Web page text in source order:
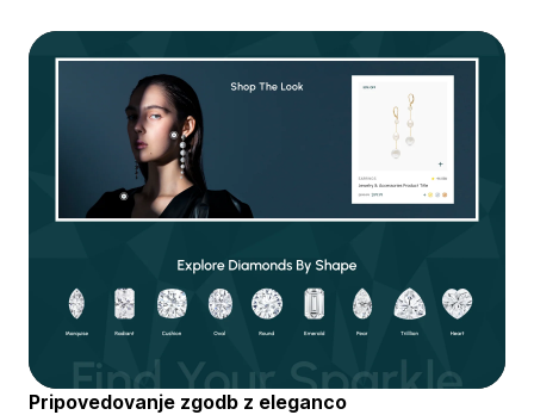
Pripovedovanje zgodb z eleganco